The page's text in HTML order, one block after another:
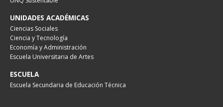
UNIDADES ACADÉMICAS
Ciencias Sociales
Ciencia y Tecnología
Economía y Administración
Escuela Universitaria de Artes
ESCUELA
Escuela Secundaria de Educación Técnica